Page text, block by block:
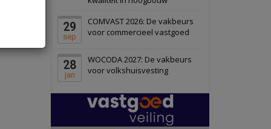
29
sep
COMVAST 2026: De vakbeurs
voor commercieel vastgoed
28
jan
WOCODA 2027: De vakbeurs
voor volkshuisvesting
Schiedam
22 september 2026 Attractiepark
Bekijk
Oranje
28 september 2026
bedrijventerrein
Schuinesloot